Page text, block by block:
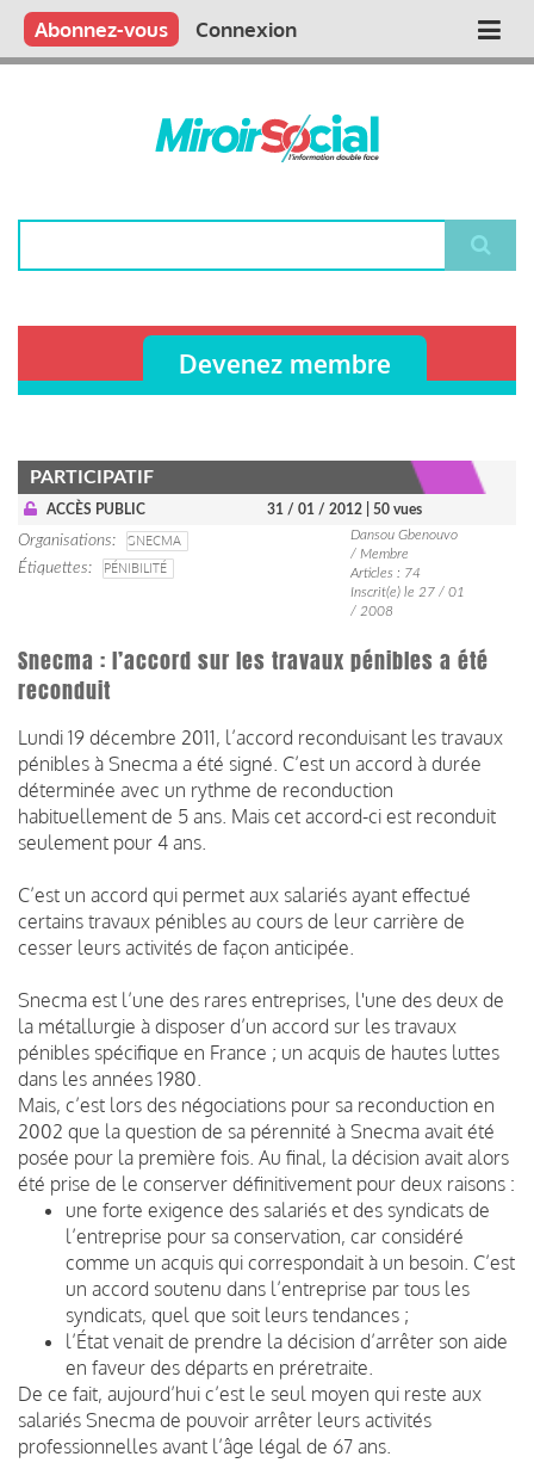
Aller
contenu
Main
Qui sommes nous ?
Vous publiez
Nous publions
Contactez-nous
Abonnez-vous Connexion
Devenez membre
PARTICIPATIF
ACCÈS PUBLIC 31 / 01 / 2012 | 50 vues
Organisations
SNECMA
Étiquettes
PÉNIBILITÉ
Dansou Gbenouvo
/ Membre
Articles : 74
Inscrit(e) le 27 / 01
/ 2008
Snecma : l’accord sur les travaux pénibles a été
reconduit
Lundi 19 décembre 2011, l’accord reconduisant les travaux
pénibles à Snecma a été signé. C’est un accord à durée
déterminée avec un rythme de reconduction
habituellement de 5 ans. Mais cet accord-ci est reconduit
seulement pour 4 ans.
C’est un accord qui permet aux salariés ayant effectué
certains travaux pénibles au cours de leur carrière de
cesser leurs activités de façon anticipée.
Snecma est l’une des rares entreprises, l'une des deux de
la métallurgie à disposer d’un accord sur les travaux
pénibles spécifique en France ; un acquis de hautes luttes
dans les années 1980.
Mais, c’est lors des négociations pour sa reconduction en
2002 que la question de sa pérennité à Snecma avait été
posée pour la première fois. Au final, la décision avait alors
été prise de le conserver définitivement pour deux raisons :
une forte exigence des salariés et des syndicats de
l’entreprise pour sa conservation, car considéré
comme un acquis qui correspondait à un besoin. C’est
un accord soutenu dans l’entreprise par tous les
syndicats, quel que soit leurs tendances ;
l’État venait de prendre la décision d’arrêter son aide
en faveur des départs en préretraite.
De ce fait, aujourd’hui c’est le seul moyen qui reste aux
salariés Snecma de pouvoir arrêter leurs activités
professionnelles avant l’âge légal de 67 ans.